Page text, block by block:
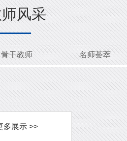
风采
骨干教师 名师荟萃
多展示 >>